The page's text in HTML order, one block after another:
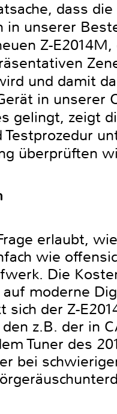
dass
in unserer
Z-
und damit
in unserer
gelingt, zeigt
überprüften
erlaubt,
wie
Die
moderne
sich der Z-
z.B. der in
Tuner des
bei